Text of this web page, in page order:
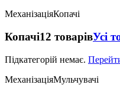
МеханізаціяКопачі
Копачі12 товарівУсі
Підкатегорій немає.
МеханізаціяМульчувачі